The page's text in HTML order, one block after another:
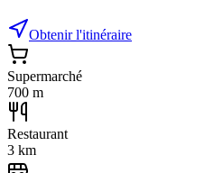
Obtenir l'itinéraire
Supermarché
700 m
Restaurant
3 km